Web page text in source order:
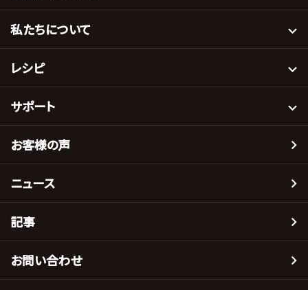
私たちについて
レシピ
サポート
お客様の声
ニュース
記事
お問い合わせ